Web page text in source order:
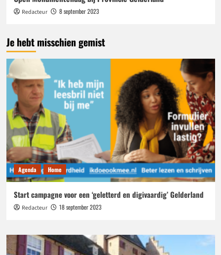
Redacteur 8 september 2023
Je hebt misschien gemist
Agenda Home
Start campagne voor een ‘geletterd en digivaardig’ Gelderland
Redacteur 18 september 2023